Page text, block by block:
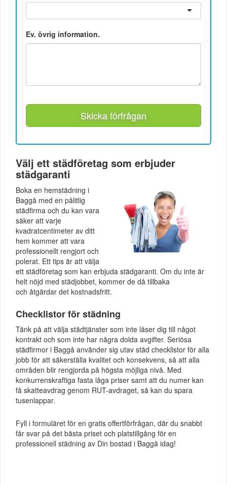
Ev. övrig information.
Skicka förfrågan
Välj ett städföretag som erbjuder
städgaranti
Boka en hemstädning i
Baggå med en pålitlig
städfirma och du kan vara
säker att varje
kvadratcentimeter av ditt
hem kommer att vara
professionellt rengjort och
polerat. Ett tips är att välja
ett städföretag som kan erbjuda städgaranti. Om du inte är
helt nöjd med städjobbet, kommer de då tillbaka
och åtgärdar det kostnadsfritt.
Checklistor för städning
Tänk på att välja städtjänster som inte låser dig till något
kontrakt och som inte har några dolda avgifter. Seriösa
städfirmor i Baggå använder sig utav städ checklistor för alla
jobb för att säkerställa kvalitet och konsekvens, så att alla
områden blir rengjorda på högsta möjliga nivå. Med
konkurrenskraftiga fasta låga priser samt att du numer kan
få skatteavdrag genom RUT-avdraget, så kan du spara
tusenlappar.
Fyll i formuläret för en gratis offertförfrågan, där du snabbt
får svar på det bästa priset och platstillgång för en
professionell städning av Din bostad i Baggå idag!